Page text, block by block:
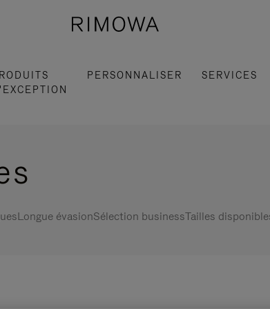
PERSONNALISER SERVICES
Longue évasionSélection businessTailles